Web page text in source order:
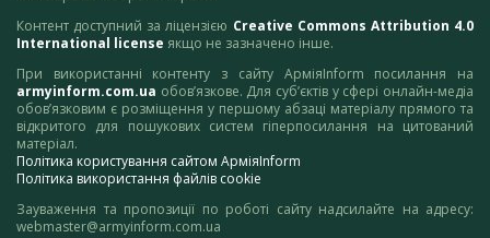
Контент доступний за ліцензією Creative Commons Attribution 4.0
International license якщо не зазначено інше.
При використанні контенту з сайту АрміяInform посилання на
armyinform.com.ua обов’язкове. Для суб’єктів у сфері онлайн-медіа
обов’язковим є розміщення у першому абзаці матеріалу прямого та
відкритого для пошукових систем гіперпосилання на цитований
матеріал.
Політика користування сайтом АрміяInform
Політика використання файлів cookie
Зауваження та пропозиції по роботі сайту надсилайте на адресу:
webmaster@armyinform.com.ua